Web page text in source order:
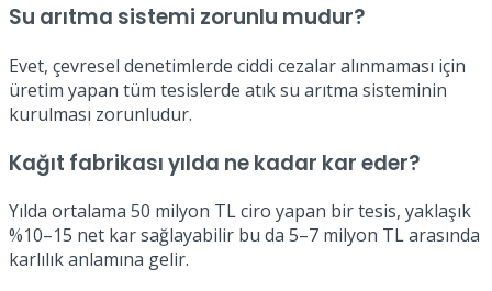
Su arıtma sistemi zorunlu mudur?
Evet, çevresel denetimlerde ciddi cezalar alınmaması için
üretim yapan tüm tesislerde atık su arıtma sisteminin
kurulması zorunludur.
Kağıt fabrikası yılda ne kadar kar eder?
Yılda ortalama 50 milyon TL ciro yapan bir tesis, yaklaşık
%10–15 net kar sağlayabilir bu da 5–7 milyon TL arasında
karlılık anlamına gelir.